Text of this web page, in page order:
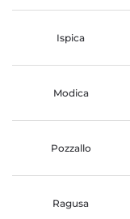
Ispica
Modica
Pozzallo
Ragusa